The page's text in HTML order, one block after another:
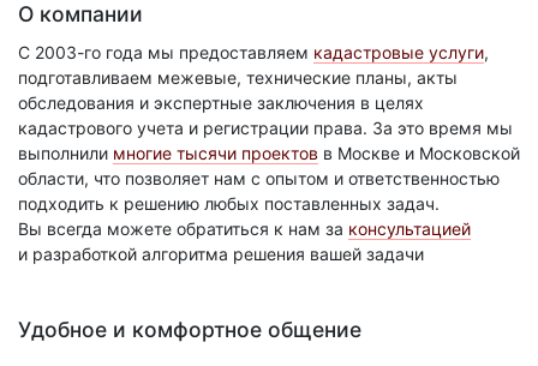
О компании
С 2003-го года мы предоставляем кадастровые услуги,
подготавливаем межевые, технические планы, акты
обследования и экспертные заключения в целях
кадастрового учета и регистрации права. За это время мы
выполнили многие тысячи проектов в Москве и Московской
области, что позволяет нам с опытом и ответственностью
подходить к решению любых поставленных задач.
Вы всегда можете обратиться к нам за консультацией
и разработкой алгоритма решения вашей задачи
Удобное и комфортное общение